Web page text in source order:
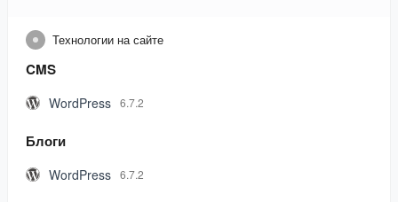
Технологии на сайте
CMS
WordPress 6.7.2
Блоги
WordPress 6.7.2